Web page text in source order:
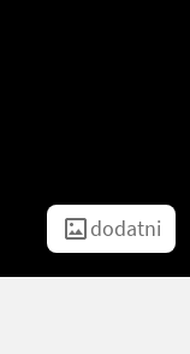
dodatni